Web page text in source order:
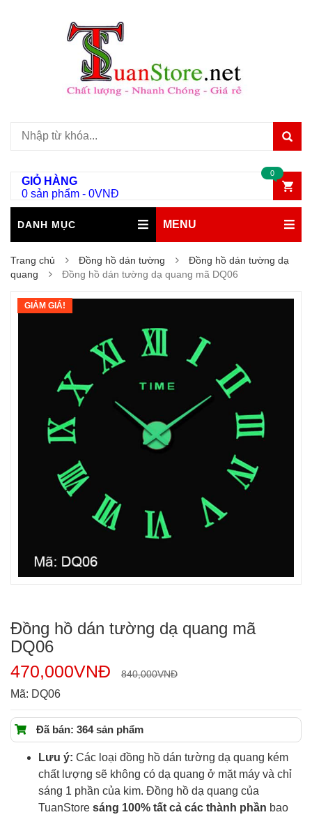
GIỎ HÀNG
0 sản phẩm - 0VNĐ
0
DANH MỤC MENU
Trang chủ Đồng hồ dán tường
Đồng hồ dán tường dạ
quang
Đồng hồ dán tường dạ quang mã DQ06
GIẢM GIÁ!
Đồng hồ dán tường dạ quang mã
DQ06
840,000VNĐ
470,000VNĐ
Mã: DQ06
Đã bán: 364 sản phẩm
Lưu ý: Các loại đồng hồ dán tường dạ quang kém
chất lượng sẽ không có dạ quang ở mặt máy và chỉ
sáng 1 phần của kim. Đồng hồ dạ quang của
TuanStore sáng 100% tất cả các thành phần bao